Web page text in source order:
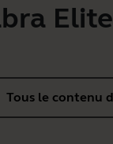
Tous le contenu